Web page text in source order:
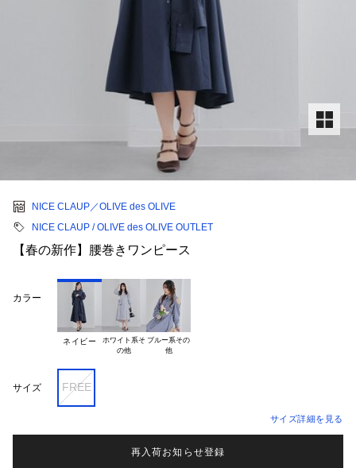
NICE CLAUP／OLIVE des OLIVE
NICE CLAUP / OLIVE des OLIVE OUTLET
【春の新作】腰巻きワンピース
カラー
ネイビー
ホワイト系そ ブルー系その
他
サイズ FREE
サイズ詳細を見る
再入荷お知らせ登録